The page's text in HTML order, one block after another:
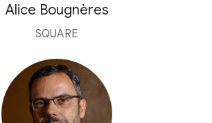
Alice Bougnères
SQUARE